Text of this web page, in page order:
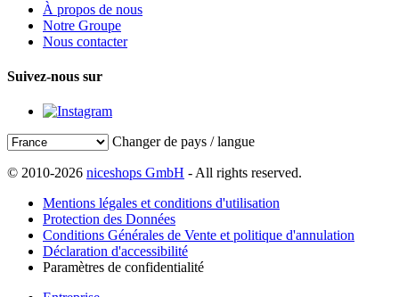
À propos de nous
Notre Groupe
Nous contacter
Suivez-nous sur
Changer de pays / langue
© 2010-2026 niceshops GmbH - All rights reserved.
Mentions légales et conditions d'utilisation
Protection des Données
Conditions Générales de Vente et politique d'annulation
Déclaration d'accessibilité
Paramètres de confidentialité